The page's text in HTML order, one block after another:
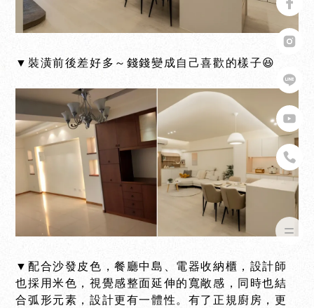
▼裝潢前後差好多～錢錢變成自己喜歡的樣子😆
▼配合沙發皮色，餐廳中島、電器收納櫃，設計師
也採用米色，視覺感整面延伸的寬敞感，同時也結
合弧形元素，設計更有一體性。有了正規廚房，更